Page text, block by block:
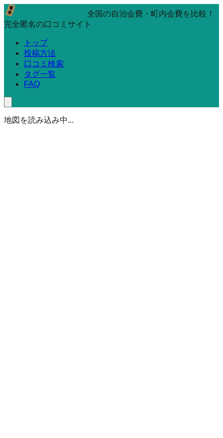
全国の自治会費・町内会費を比較！
完全匿名の口コミサイト
トップ
投稿方法
口コミ検索
タグ一覧
FAQ
地図を読み込み中...